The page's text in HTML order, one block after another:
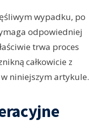
wypadku, po
odpowiedniej
trwa proces
całkowicie z
niniejszym artykule.